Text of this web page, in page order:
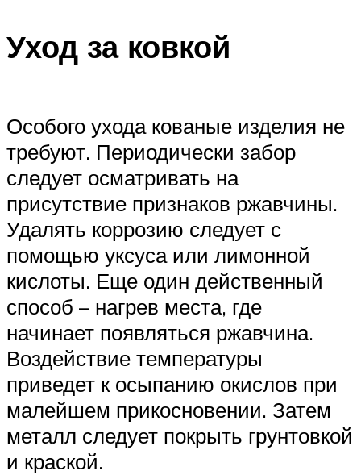
Уход за ковкой
Особого ухода кованые изделия не
требуют. Периодически забор
следует осматривать на
присутствие признаков ржавчины.
Удалять коррозию следует с
помощью уксуса или лимонной
кислоты. Еще один действенный
способ – нагрев места, где
начинает появляться ржавчина.
Воздействие температуры
приведет к осыпанию окислов при
малейшем прикосновении. Затем
металл следует покрыть грунтовкой
и краской.